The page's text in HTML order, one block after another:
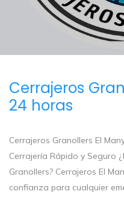
Cerrajeros
24 horas
Cerrajeros Granollers El
Cerrajería Rápido y Seguro
Granollers? Cerrajeros El
confianza para cualquier